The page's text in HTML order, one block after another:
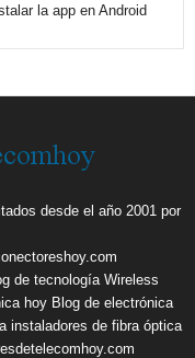
la app en Android
desde el año 2001 por
de tecnología Wireless
hoy Blog de electrónica
instaladores de fibra óptica